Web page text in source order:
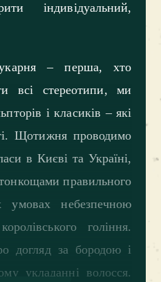
індивідуальний,
– перша, хто
всі стереотипи, ми
і класиків – які
Щотижня проводимо
в Києві та Україні,
правильного
умовах небезпечною
гоління.
догляд за бородою і
укладанні волосся.